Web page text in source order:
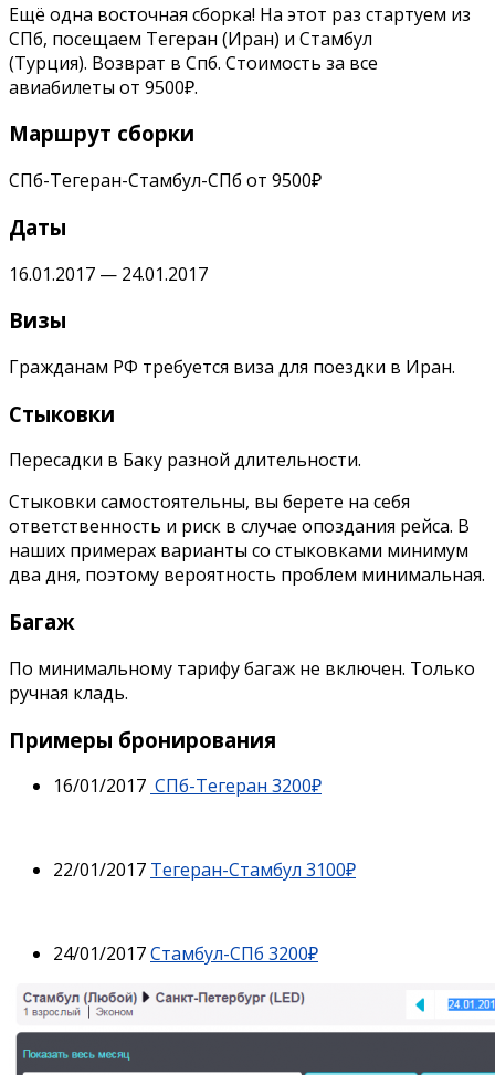
Ещё одна восточная сборка! На этот раз стартуем из
СПб, посещаем Тегеран (Иран) и Стамбул
(Турция). Возврат в Спб. Стоимость за все
авиабилеты от 9500₽.
Маршрут сборки
СПб-Тегеран-Стамбул-СПб от 9500₽
Даты
16.01.2017 — 24.01.2017
Визы
Гражданам РФ требуется виза для поездки в Иран.
Стыковки
Пересадки в Баку разной длительности.
Стыковки самостоятельны, вы берете на себя
ответственность и риск в случае опоздания рейса. В
наших примерах варианты со стыковками минимум
два дня, поэтому вероятность проблем минимальная.
Багаж
По минимальному тарифу багаж не включен. Только
ручная кладь.
Примеры бронирования
16/01/2017 СПб-Тегеран 3200₽
22/01/2017 Тегеран-Стамбул 3100₽
24/01/2017Стамбул-СПб 3200₽